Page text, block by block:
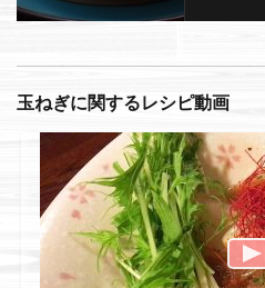
玉ねぎに関するレシピ動画